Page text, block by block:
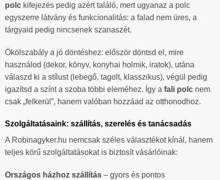
polc kifejezés pedig azért találó, mert ugyanaz a polc
egyszerre látvány és funkcionalitás: a falad nem üres, a
tárgyaid pedig nincsenek szanaszét.
Ökölszabály a jó döntéshez: először döntsd el, mire
használod (dekor, könyv, konyhai holmik, iratok), utána
válaszd ki a stílust (lebegő, tagolt, klasszikus), végül pedig
igazítsd a színt a szoba többi eleméhez. Így a fali polc nem
csak „felkerül”, hanem valóban hozzáad az otthonodhoz.
Szolgáltatásaink: szállítás, szerelés és tanácsadás
A Robinagyker.hu nemcsak széles választékot kínál, hanem
teljes körű szolgáltatásokat is biztosít vásárlóinak:
Országos házhoz szállítás – gyors és pontos